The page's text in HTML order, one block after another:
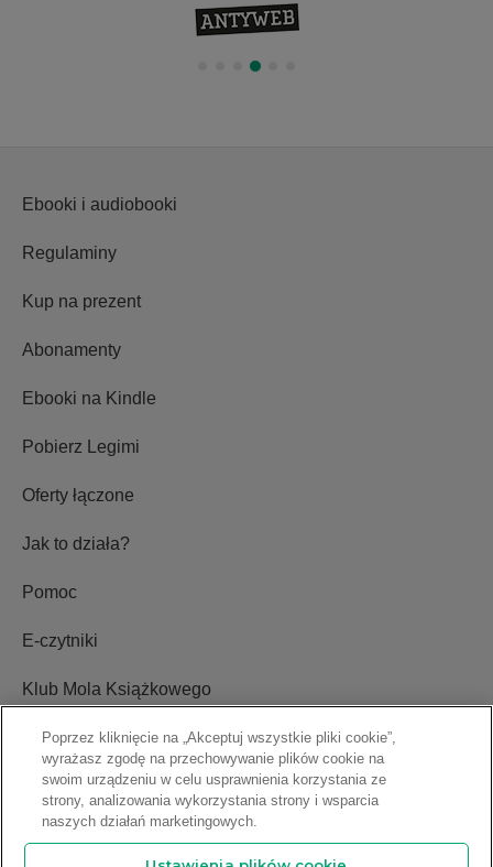
Ebooki i audiobooki
Regulaminy
Kup na prezent
Abonamenty
Ebooki na Kindle
Pobierz Legimi
Oferty łączone
Jak to działa?
Pomoc
E-czytniki
Klub Mola Książkowego
Ustawienia plików cookie
Blog
Relacje inwestorskie
Poprzez kliknięcie na „Akceptuj wszystkie pliki cookie”,
wyrażasz zgodę na przechowywanie plików cookie na
swoim urządzeniu w celu usprawnienia korzystania ze
strony, analizowania wykorzystania strony i wsparcia
naszych działań marketingowych.